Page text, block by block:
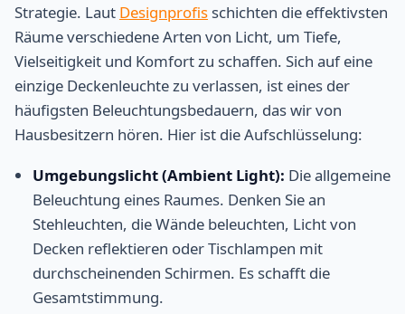
Strategie. Laut Designprofis schichten die effektivsten
Räume verschiedene Arten von Licht, um Tiefe,
Vielseitigkeit und Komfort zu schaffen. Sich auf eine
einzige Deckenleuchte zu verlassen, ist eines der
häufigsten Beleuchtungsbedauern, das wir von
Hausbesitzern hören. Hier ist die Aufschlüsselung:
Umgebungslicht (Ambient Light): Die allgemeine
Beleuchtung eines Raumes. Denken Sie an
Stehleuchten, die Wände beleuchten, Licht von
Decken reflektieren oder Tischlampen mit
durchscheinenden Schirmen. Es schafft die
Gesamtstimmung.